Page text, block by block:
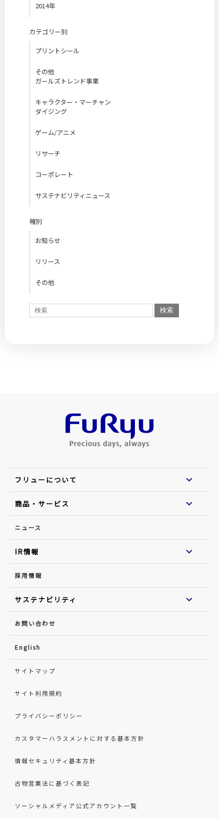
2014年
カテゴリー別
プリントシール
その他
ガールズトレンド事業
キャラクター・マーチャン
ダイジング
ゲーム/アニメ
リサーチ
コーポレート
サステナビリティニュース
種別
お知らせ
リリース
その他
フリューについて
商品・サービス
ニュース
IR情報
採用情報
サステナビリティ
お問い合わせ
English
サイトマップ
サイト利用規約
プライバシーポリシー
カスタマーハラスメントに対する基本方針
情報セキュリティ基本方針
古物営業法に基づく表記
ソーシャルメディア公式アカウント一覧